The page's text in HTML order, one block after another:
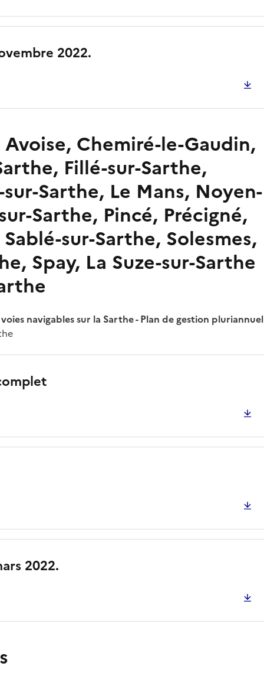
2022.
Chemiré-le-Gaudin,
Fillé-sur-Sarthe,
Sarthe, Le Mans, Noyen-
Sarthe, Pincé, Précigné,
sur-Sarthe, Solesmes,
Spay, La Suze-sur-Sarthe
navigables sur la Sarthe - Plan de gestion pluriannuel
2022.